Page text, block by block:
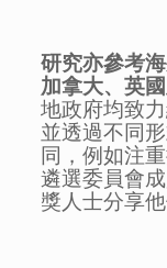
研究亦參考
加拿大、英
地政府均致
並透過不同
同，例如注
遴選委員會
獎人士分享